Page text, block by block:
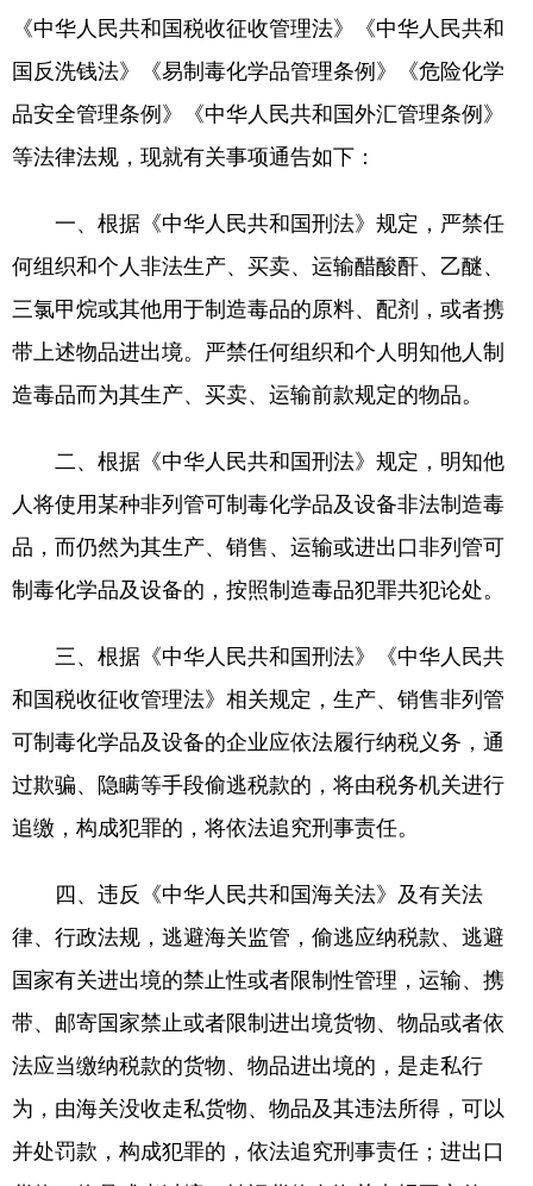
《中华人民共和国税收征收管理法》《中华人民共和
国反洗钱法》《易制毒化学品管理条例》《危险化学
品安全管理条例》《中华人民共和国外汇管理条例》
等法律法规，现就有关事项通告如下：
一、根据《中华人民共和国刑法》规定，严禁任
何组织和个人非法生产、买卖、运输醋酸酐、乙醚、
三氯甲烷或其他用于制造毒品的原料、配剂，或者携
带上述物品进出境。严禁任何组织和个人明知他人制
造毒品而为其生产、买卖、运输前款规定的物品。
二、根据《中华人民共和国刑法》规定，明知他
人将使用某种非列管可制毒化学品及设备非法制造毒
品，而仍然为其生产、销售、运输或进出口非列管可
制毒化学品及设备的，按照制造毒品犯罪共犯论处。
三、根据《中华人民共和国刑法》《中华人民共
和国税收征收管理法》相关规定，生产、销售非列管
可制毒化学品及设备的企业应依法履行纳税义务，通
过欺骗、隐瞒等手段偷逃税款的，将由税务机关进行
追缴，构成犯罪的，将依法追究刑事责任。
四、违反《中华人民共和国海关法》及有关法
律、行政法规，逃避海关监管，偷逃应纳税款、逃避
国家有关进出境的禁止性或者限制性管理，运输、携
带、邮寄国家禁止或者限制进出境货物、物品或者依
法应当缴纳税款的货物、物品进出境的，是走私行
为，由海关没收走私货物、物品及其违法所得，可以
并处罚款，构成犯罪的，依法追究刑事责任；进出口